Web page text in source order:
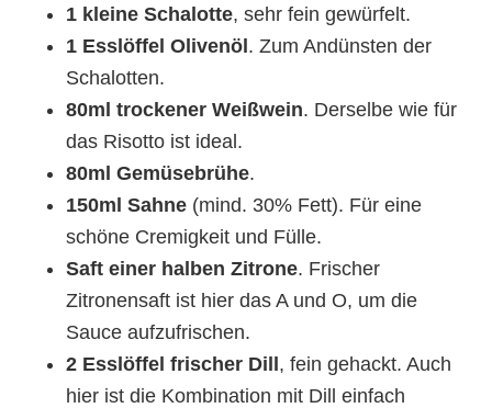
1 kleine Schalotte, sehr fein gewürfelt.
1 Esslöffel Olivenöl. Zum Andünsten der
Schalotten.
80ml trockener Weißwein. Derselbe wie für
das Risotto ist ideal.
80ml Gemüsebrühe.
150ml Sahne (mind. 30% Fett). Für eine
schöne Cremigkeit und Fülle.
Saft einer halben Zitrone. Frischer
Zitronensaft ist hier das A und O, um die
Sauce aufzufrischen.
2 Esslöffel frischer Dill, fein gehackt. Auch
hier ist die Kombination mit Dill einfach